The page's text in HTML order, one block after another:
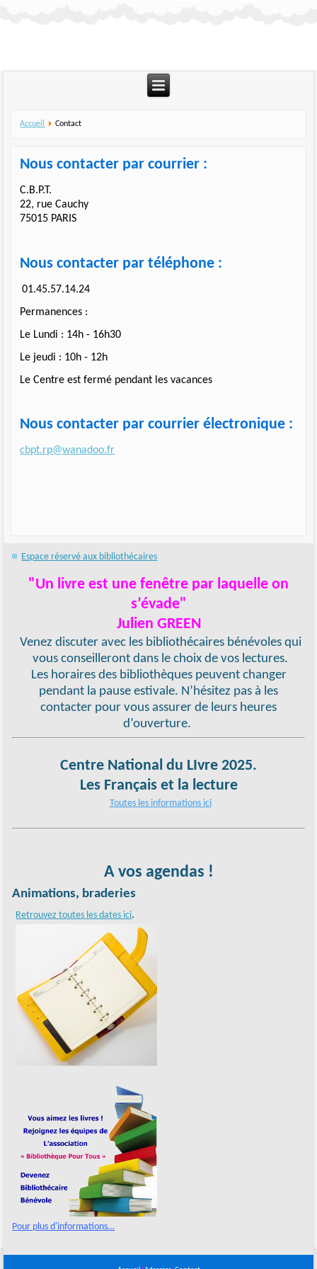
Accueil Contact
Nous contacter par courrier :
C.B.P.T.
22, rue Cauchy
75015 PARIS
Nous contacter par téléphone :
01.45.57.14.24
Permanences :
Le Lundi : 14h - 16h30
Le jeudi : 10h - 12h
Le Centre est fermé pendant les vacances
Nous contacter par courrier électronique :
cbpt.rp@wanadoo.fr
Espace réservé aux bibliothécaires
"Un livre est une fenêtre par laquelle on
s’évade"
Julien GREEN
Venez discuter avec les bibliothécaires bénévoles qui
vous conseilleront dans le choix de vos lectures.
Les horaires des bibliothèques peuvent changer
pendant la pause estivale. N’hésitez pas à les
contacter pour vous assurer de leurs heures
d’ouverture.
Centre National du LIvre 2025.
Les Français et la lecture
Toutes les informations ici
A vos agendas !
Animations, braderies
Retrouvez toutes les dates ici.
Pour plus d'informations…